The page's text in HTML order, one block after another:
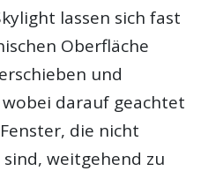
lassen sich fast
Oberfläche
und
darauf geachtet
die nicht
weitgehend zu